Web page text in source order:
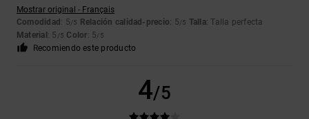
Mostrar original - Français
Comodidad : 5/5 Relación calidad-precio: 5/5 Talla: Talla perfecta
Material : 5 /5 Color: 5/5
Recomiendo este producto
4/5